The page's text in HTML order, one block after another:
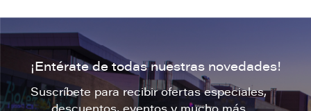
¡Entérate de todas nuestras novedades!
Suscríbete para recibir ofertas especiales,